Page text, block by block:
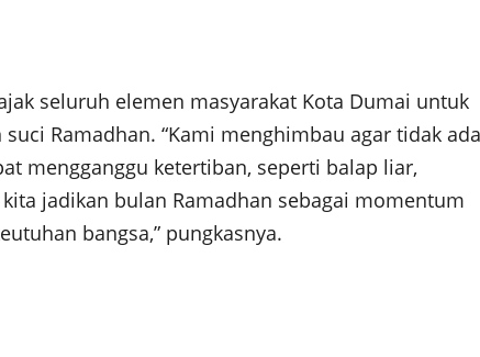
seluruh elemen masyarakat Kota Dumai untuk
Ramadhan. “Kami menghimbau agar tidak ada
mengganggu ketertiban, seperti balap liar,
jadikan bulan Ramadhan sebagai momentum
bangsa,” pungkasnya.